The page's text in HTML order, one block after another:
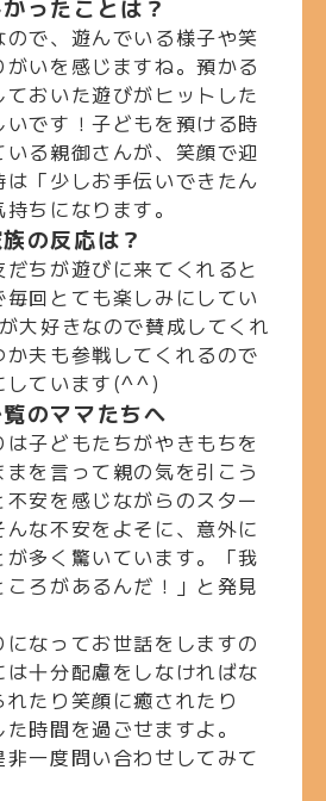
ったことは？
で、遊んでいる様子や笑
いを感じますね。預かる
おいた遊びがヒットした
です！子どもを預ける時
る親御さんが、笑顔で迎
「少しお手伝いできたん
ちになります。
の反応は？
ちが遊びに来てくれると
回とても楽しみにしてい
大好きなので賛成してくれ
夫も参戦してくれるので
しています(^^)
のママたちへ
子どもたちがやきもちを
を言って親の気を引こう
安を感じながらのスター
んな不安をよそに、意外に
多く驚いています。「我
ろがあるんだ！」と発見
なってお世話をしますの
十分配慮をしなければな
たり笑顔に癒されたり
時間を過ごせますよ。
一度問い合わせしてみて